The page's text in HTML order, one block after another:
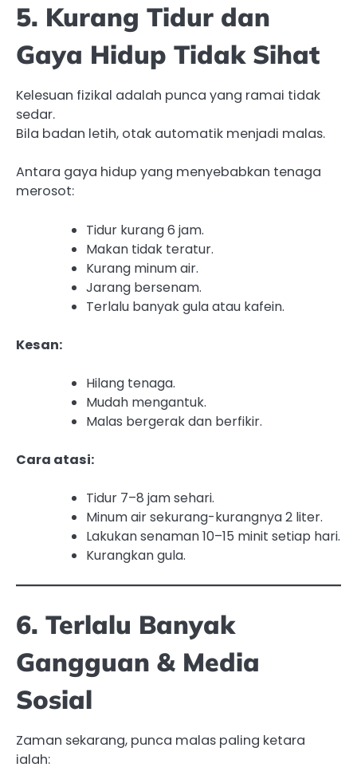
5. Kurang Tidur dan
Gaya Hidup Tidak Sihat
Kelesuan fizikal adalah punca yang ramai tidak
sedar.
Bila badan letih, otak automatik menjadi malas.
Antara gaya hidup yang menyebabkan tenaga
merosot:
Tidur kurang 6 jam.
Makan tidak teratur.
Kurang minum air.
Jarang bersenam.
Terlalu banyak gula atau kafein.
Kesan:
Hilang tenaga.
Mudah mengantuk.
Malas bergerak dan berfikir.
Cara atasi:
Tidur 7–8 jam sehari.
Minum air sekurang-kurangnya 2 liter.
Lakukan senaman 10–15 minit setiap hari.
Kurangkan gula.
6. Terlalu Banyak
Gangguan & Media
Sosial
Zaman sekarang, punca malas paling ketara
ialah: